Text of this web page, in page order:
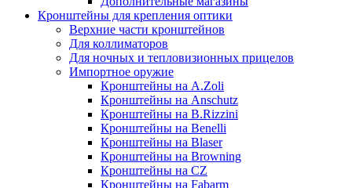
Кронштейны для крепления оптики
Верхние части кронштейнов
Для коллиматоров
Для ночных и тепловизионных прицелов
Импортное оружие
Кронштейны на A.Zoli
Кронштейны на Anschutz
Кронштейны на B.Rizzini
Кронштейны на Benelli
Кронштейны на Blaser
Кронштейны на Browning
Кронштейны на CZ
Кронштейны на Fabarm